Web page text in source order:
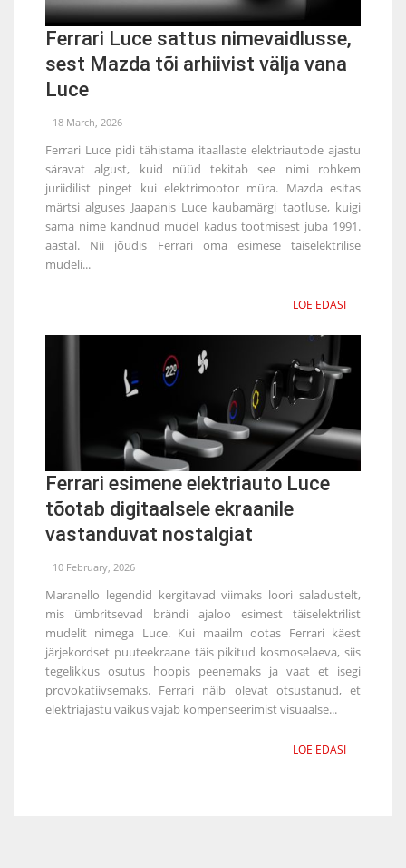
Ferrari Luce sattus nimevaidlusse,
sest Mazda tõi arhiivist välja vana
Luce
18 March, 2026
Ferrari Luce pidi tähistama itaallaste elektriautode ajastu
säravat algust, kuid nüüd tekitab see nimi rohkem
juriidilist pinget kui elektrimootor müra. Mazda esitas
märtsi alguses Jaapanis Luce kaubamärgi taotluse, kuigi
sama nime kandnud mudel kadus tootmisest juba 1991.
aastal. Nii jõudis Ferrari oma esimese täiselektrilise
mudeli...
LOE EDASI
Ferrari esimene elektriauto Luce
tõotab digitaalsele ekraanile
vastanduvat nostalgiat
10 February, 2026
Maranello legendid kergitavad viimaks loori saladustelt,
mis ümbritsevad brändi ajaloo esimest täiselektrilist
mudelit nimega Luce. Kui maailm ootas Ferrari käest
järjekordset puuteekraane täis pikitud kosmoselaeva, siis
tegelikkus osutus hoopis peenemaks ja vaat et isegi
provokatiivsemaks. Ferrari näib olevat otsustanud, et
elektriajastu vaikus vajab kompenseerimist visuaalse...
LOE EDASI